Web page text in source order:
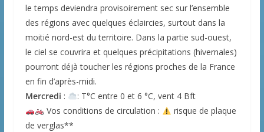
le temps deviendra provisoirement sec sur l’ensemble
des régions avec quelques éclaircies, surtout dans la
moitié nord-est du territoire. Dans la partie sud-ouest,
le ciel se couvrira et quelques précipitations (hivernales)
pourront déjà toucher les régions proches de la France
en fin d’après-midi.
Mercredi :
: T°C entre 0 et 6 °C, vent 4 Bft
Vos conditions de circulation :
risque de plaque
de verglas**